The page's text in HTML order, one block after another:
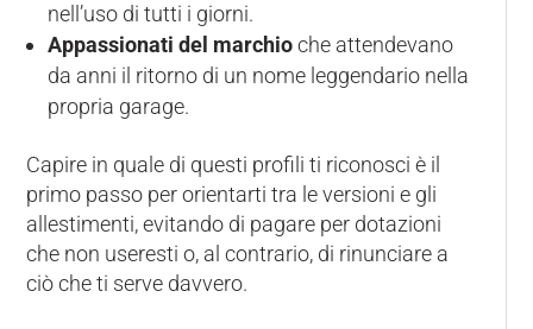
nell’uso di tutti i giorni.
Appassionati del marchioche attendevano
da anni il ritorno di un nome leggendario nella
propria garage.
Capire in quale di questi profili ti riconosci è il
primo passo per orientarti tra le versioni e gli
allestimenti, evitando di pagare per dotazioni
che non useresti o, al contrario, di rinunciare a
ciò che ti serve davvero.